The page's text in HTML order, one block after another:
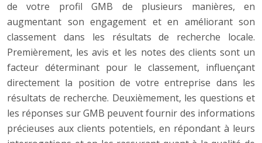
de votre profil GMB de plusieurs manières, en
augmentant son engagement et en améliorant son
classement dans les résultats de recherche locale.
Premièrement, les avis et les notes des clients sont un
facteur déterminant pour le classement, influençant
directement la position de votre entreprise dans les
résultats de recherche. Deuxièmement, les questions et
les réponses sur GMB peuvent fournir des informations
précieuses aux clients potentiels, en répondant à leurs